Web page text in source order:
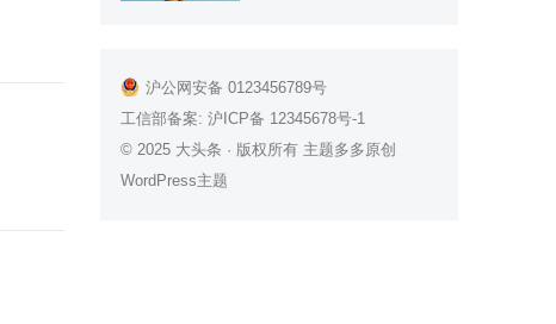
沪公网安备 0123456789号
工信部备案: 沪ICP备 12345678号-1
© 2025 大头条 · 版权所有 主题多多原创
WordPress主题